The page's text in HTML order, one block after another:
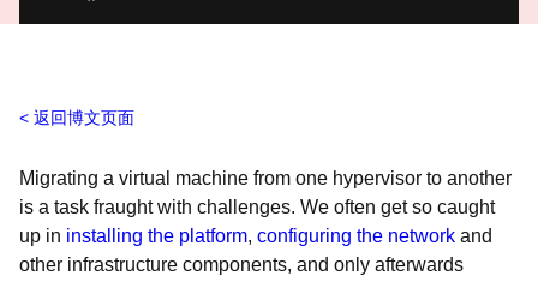
返回博文页面
Migrating a virtual machine from one hypervisor to another
is a task fraught with challenges. We often get so caught
up in installing the platform, configuring the network and
other infrastructure components, and only afterwards